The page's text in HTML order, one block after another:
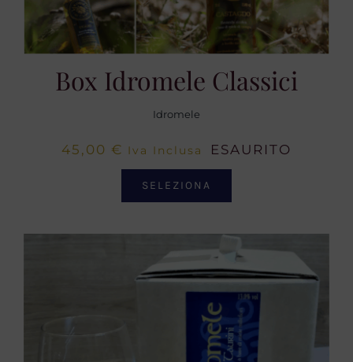
Box Idromele Classici
Idromele
45,00 € Iva Inclusa ESAURITO
SELEZIONA